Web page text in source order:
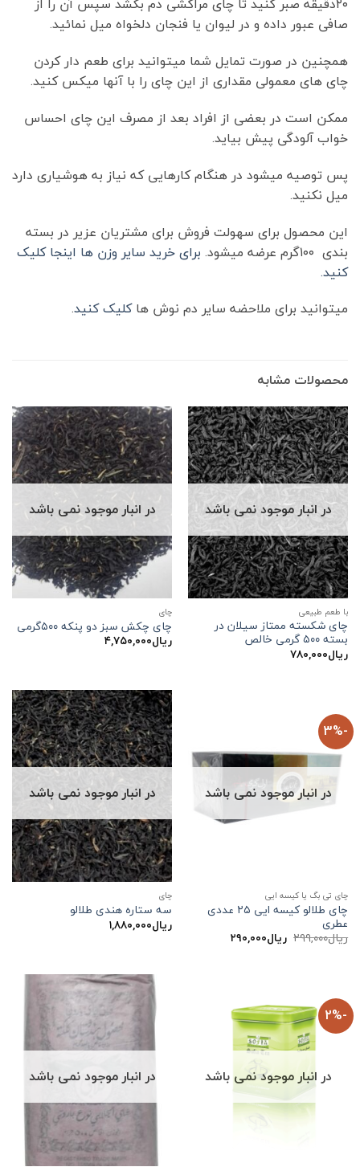
صافی عبور داده و در لیوان یا فنجان دلخواه میل نمائید.
همچنین در صورت تمایل شما میتوانید برای طعم دار کردن
چای های معمولی مقداری از این چای را با آنها میکس کنید.
ممکن است در بعضی از افراد بعد از مصرف این چای احساس
خواب آلودگی پیش بیاید.
پس توصیه میشود در هنگام کارهایی که نیاز به هوشیاری دارد
میل نکنید.
این محصول برای سهولت فروش برای مشتریان عزیر در بسته
بندی ۱۰۰گرم عرضه میشود.
برای خرید سایر وزن ها اینجا کلیک
کنید.
میتوانید برای ملاحضه سایر دم نوش هاکلیک کنید.
محصولات مشابه
در انبار موجود نمی باشد
با طعم طبیعی
چای شکسته ممتاز سیلان در
بسته ۵۰۰ گرمی خالص
ریال۷۸۰,۰۰۰
در انبار موجود نمی باشد
چاي
چای چکش سبز دو پنکه ۵۰۰گرمی
ریال۴,۷۵۰,۰۰۰
-3%
در انبار موجود نمی باشد
چای تی بگ یا کیسه ایی
چای طلالو کیسه ایی ۲۵ عددی
عطری
ریال۲۹۹,۰۰۰ قیمت
اصلی:
ریال۲۹۰,۰۰۰قیمت
فعلی:
در انبار موجود نمی باشد
چاي
سه ستاره هندی طلالو
ریال۱,۸۸۰,۰۰۰
-2%
در انبار موجود نمی باشد در انبار موجود نمی باشد